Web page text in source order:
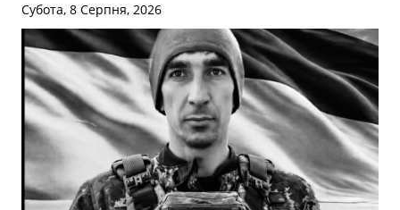
Субота, 8 Серпня, 2026